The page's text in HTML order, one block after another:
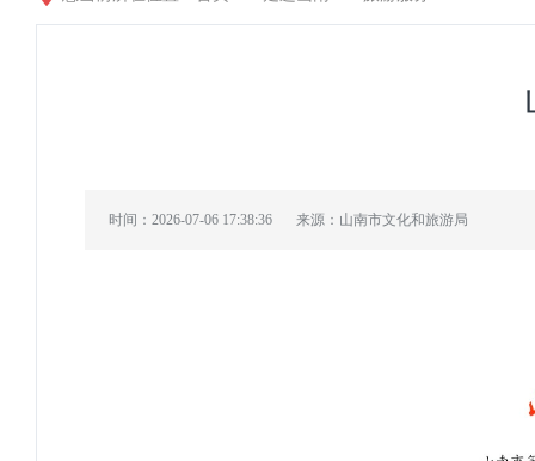
时间：2026-07-06 17:38:36 来源：山南市文化和旅游局